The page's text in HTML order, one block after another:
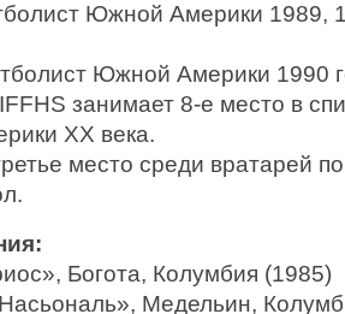
Южной Америки 1989,
Южной Америки 1990
занимает 8-е место в
XX века.
место среди вратарей
Богота, Колумбия (1985)
Медельин,